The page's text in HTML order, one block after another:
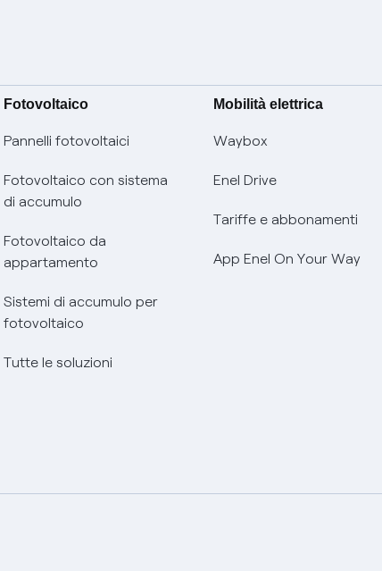
Fotovoltaico
Pannelli fotovoltaici
Fotovoltaico con sistema
di accumulo
Fotovoltaico da
appartamento
Sistemi di accumulo per
fotovoltaico
Tutte le soluzioni
Mobilità elettrica
Waybox
Enel Drive
Tariffe e abbonamenti
App Enel On Your Way